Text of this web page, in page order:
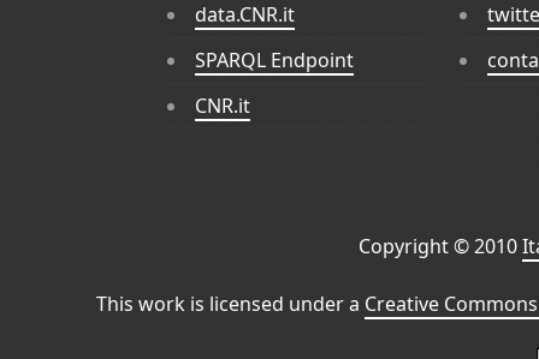
data.CNR.it
SPARQL Endpoint
CNR.it
Copyright © 2010
This work is licensed under a Creative